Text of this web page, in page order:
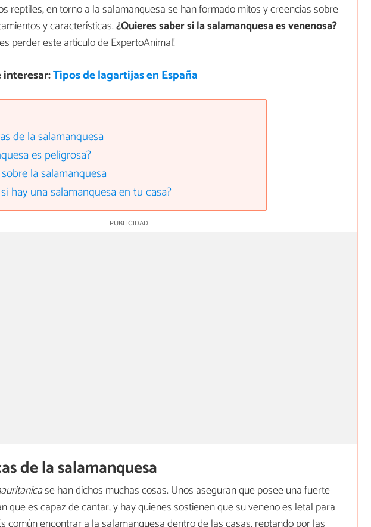
reptiles, en torno a la salamanquesa se han formado mitos y creencias sobre
y características.¿Quieres saber si la salamanquesa es venenosa?
perder este artículo de ExpertoAnimal!
Tipos de lagartijas en España
de la salamanquesa
es peligrosa?
la salamanquesa
hay una salamanquesa en tu casa?
de la salamanquesa
se han dichos muchas cosas. Unos aseguran que posee una fuerte
que es capaz de cantar, y hay quienes sostienen que su veneno es letal para